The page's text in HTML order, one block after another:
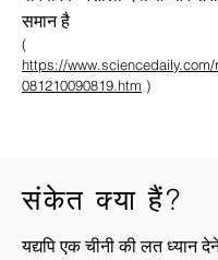
समान है
(
https://
081210090819.htm )
संकेत क्या हैं?
यद्यपि एक चीनी की लत ध्यान